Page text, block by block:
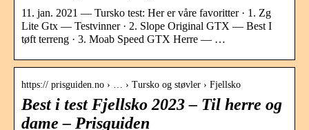
11. jan. 2021 — Tursko test: Her er våre favoritter · 1. Zg
Lite Gtx — Testvinner · 2. Slope Original GTX — Best I
tøft terreng · 3. Moab Speed GTX Herre — …
https:// prisguiden.no › … › Tursko og støvler › Fjellsko
Best i test Fjellsko 2023 – Til herre og
dame – Prisguiden